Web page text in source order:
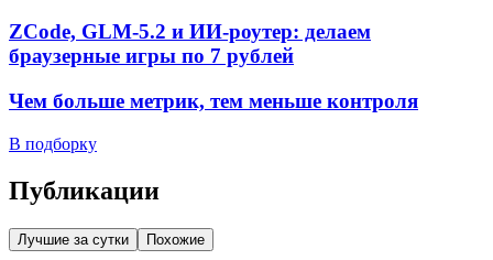
ZCode, GLM-5.2 и ИИ-роутер: делаем
браузерные игры по 7 рублей
Чем больше метрик, тем меньше контроля
В подборку
Публикации
Лучшие за сутки Похожие